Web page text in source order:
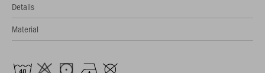
Details
Material